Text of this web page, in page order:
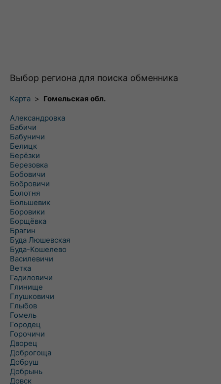
Выбор региона для поиска обменника
Карта > Гомельская обл.
Александровка
Бабичи
Бабуничи
Белицк
Берёзки
Березовка
Бобовичи
Бобровичи
Болотня
Большевик
Боровики
Борщёвка
Брагин
Буда Люшевская
Буда-Кошелево
Василевичи
Ветка
Гадиловичи
Глинище
Глушковичи
Глыбов
Гомель
Городец
Горочичи
Дворец
Доброгоща
Добруш
Добрынь
Довск